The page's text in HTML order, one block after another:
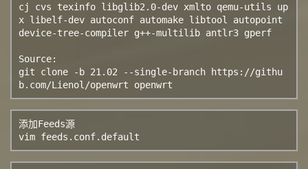
cj cvs texinfo libglib2.0-dev xmlto qemu-utils up
x libelf-dev autoconf automake libtool autopoint
device-tree-compiler g++-multilib antlr3 gperf
Source:
git clone -b 21.02 --single-branch https://githu
添加Feeds源
vim feeds.conf.default